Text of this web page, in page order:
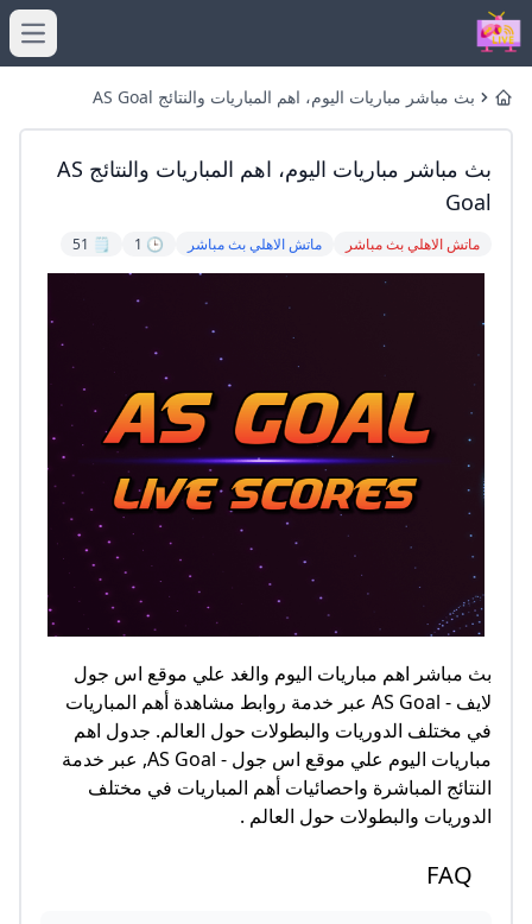
Homeبث مباشر مباريات اليوم، اهم المباريات والنتائج AS Goal
بث مباشر مباريات اليوم، اهم المباريات والنتائج AS
Goal
ماتش الاهلي بث مباشر ماتش الاهلي بث مباشر 🕒 1
🗒️ 51
بث مباشر اهم مباريات اليوم والغد علي موقع اس جول
لايف - AS Goal عبر خدمة روابط مشاهدة أهم المباريات
في مختلف الدوريات والبطولات حول العالم. جدول اهم
مباريات اليوم علي موقع اس جول - AS Goal, عبر خدمة
النتائج المباشرة واحصائيات أهم المباريات في مختلف
الدوريات والبطولات حول العالم .
FAQ